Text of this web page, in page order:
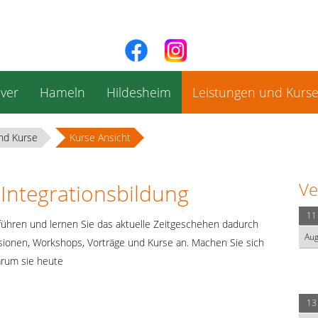
Hameln Hildesheim Leistungen und Kurse
Kurse Kurse Ansicht
und lernen Sie das aktuelle Zeitgeschehen dadurch
Workshops, Vorträge und Kurse an. Machen Sie sich
sie heute
11
Aug
13